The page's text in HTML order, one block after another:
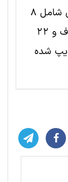
این مقاله ترجمه شده مهندسی برق شامل 8
صفحه انگلیسی به صورت پی دی اف و 22
شده